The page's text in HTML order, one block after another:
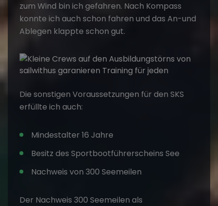
zum Wind bin ich gefahren. Nach Kompass
konnte ich auch schon fahren und das An-und
Ablegen klappte schon gut.
Die sonstigen Voraussetzungen für den SKS
erfüllte ich auch:
Mindestalter 16 Jahre
Besitz des Sportbootführerscheins See
Nachweis von 300 Seemeilen
Der Nachweis 300 Seemeilen als